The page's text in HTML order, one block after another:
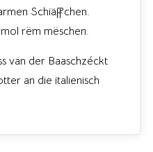
Schiäffchen.
rëm mëschen.
van der Baaschzéckt
an die italienisch